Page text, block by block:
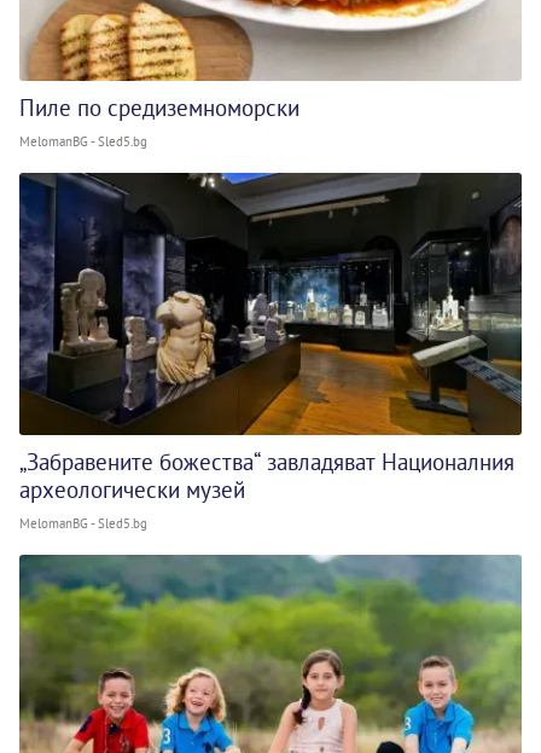
Пиле по средиземноморски
MelomanBG - Sled5.bg
„Забравените божества“ завладяват Националния
археологически музей
MelomanBG - Sled5.bg